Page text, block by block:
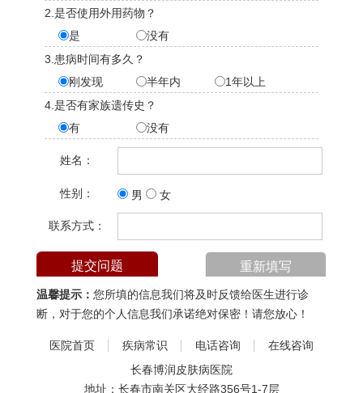
2.是否使用外用药物？
是
没有
3.患病时间有多久？
刚发现
半年内
1年以上
4.是否有家族遗传史？
有
没有
姓名：
性别： 男 女
联系方式：
温馨提示： 您所填的信息我们将及时反馈给医生进行诊
断，对于您的个人信息我们承诺绝对保密！请您放心！
医院首页 疾病常识 电话咨询
在线咨询
长春博润皮肤病医院
地址：长春市南关区大经路356号1-7层